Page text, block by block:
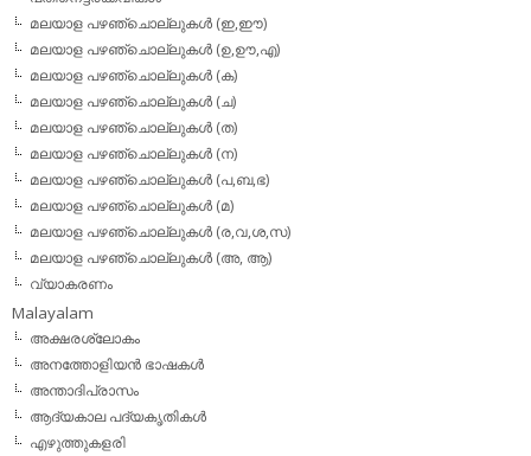
മലയാള പഴഞ്ചൊല്ലുകള്‍ (ഇ,ഈ)
മലയാള പഴഞ്ചൊല്ലുകള്‍ (ഉ,ഊ,എ)
മലയാള പഴഞ്ചൊല്ലുകള്‍ (ക)
മലയാള പഴഞ്ചൊല്ലുകള്‍ (ച)
മലയാള പഴഞ്ചൊല്ലുകള്‍ (ത)
മലയാള പഴഞ്ചൊല്ലുകള്‍ (ന)
മലയാള പഴഞ്ചൊല്ലുകള്‍ (പ,ബ,ഭ)
മലയാള പഴഞ്ചൊല്ലുകള്‍ (മ)
മലയാള പഴഞ്ചൊല്ലുകള്‍ (ര,വ,ശ,സ)
മലയാള പഴഞ്ചൊല്ലുകൾ (അ, ആ)
വ്യാകരണം
Malayalam
അക്ഷരശ്ലോകം
അനത്തോളിയന്‍ ഭാഷകള്‍
അന്താദിപ്രാസം
ആദ്യകാല പദ്യകൃതികള്‍
എഴുത്തുകളരി